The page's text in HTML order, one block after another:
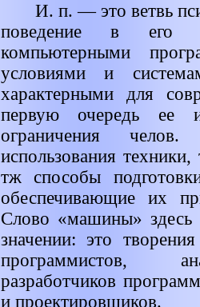
И. п. — это ветвь
поведение в его
компьютерными
условиями и
характерными для
первую очередь ее
ограничения челов.
использования
тж способы
обеспечивающие их
Слово «машины» здесь
значении: это
программистов,
разработчиков
и проектировщиков.